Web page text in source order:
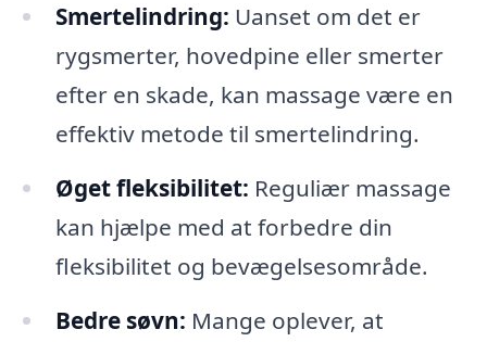
Smertelindring: Uanset om det er
rygsmerter, hovedpine eller smerter
efter en skade, kan massage være en
effektiv metode til smertelindring.
Øget fleksibilitet: Reguliær massage
kan hjælpe med at forbedre din
fleksibilitet og bevægelsesområde.
Bedre søvn: Mange oplever, at